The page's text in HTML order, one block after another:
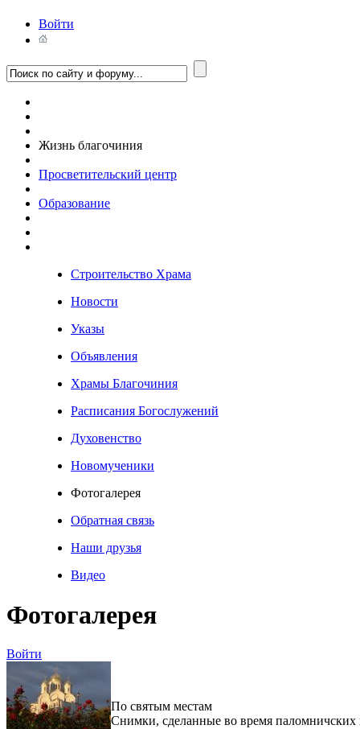
Войти
Жизнь благочиния
Просветительский центр
Образование
Строительство Храма
Новости
Указы
Объявления
Храмы Благочиния
Расписания Богослужений
Духовенство
Новомученики
Фотогалерея
Обратная связь
Наши друзья
Видео
Фотогалерея
Войти
По святым местам
Снимки, сделанные во время паломничских